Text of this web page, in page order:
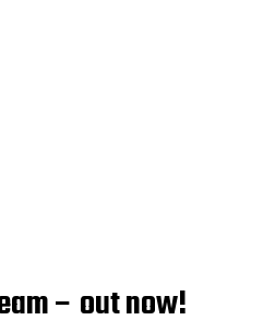
– out now!